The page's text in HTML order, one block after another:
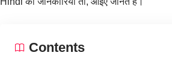
Contents